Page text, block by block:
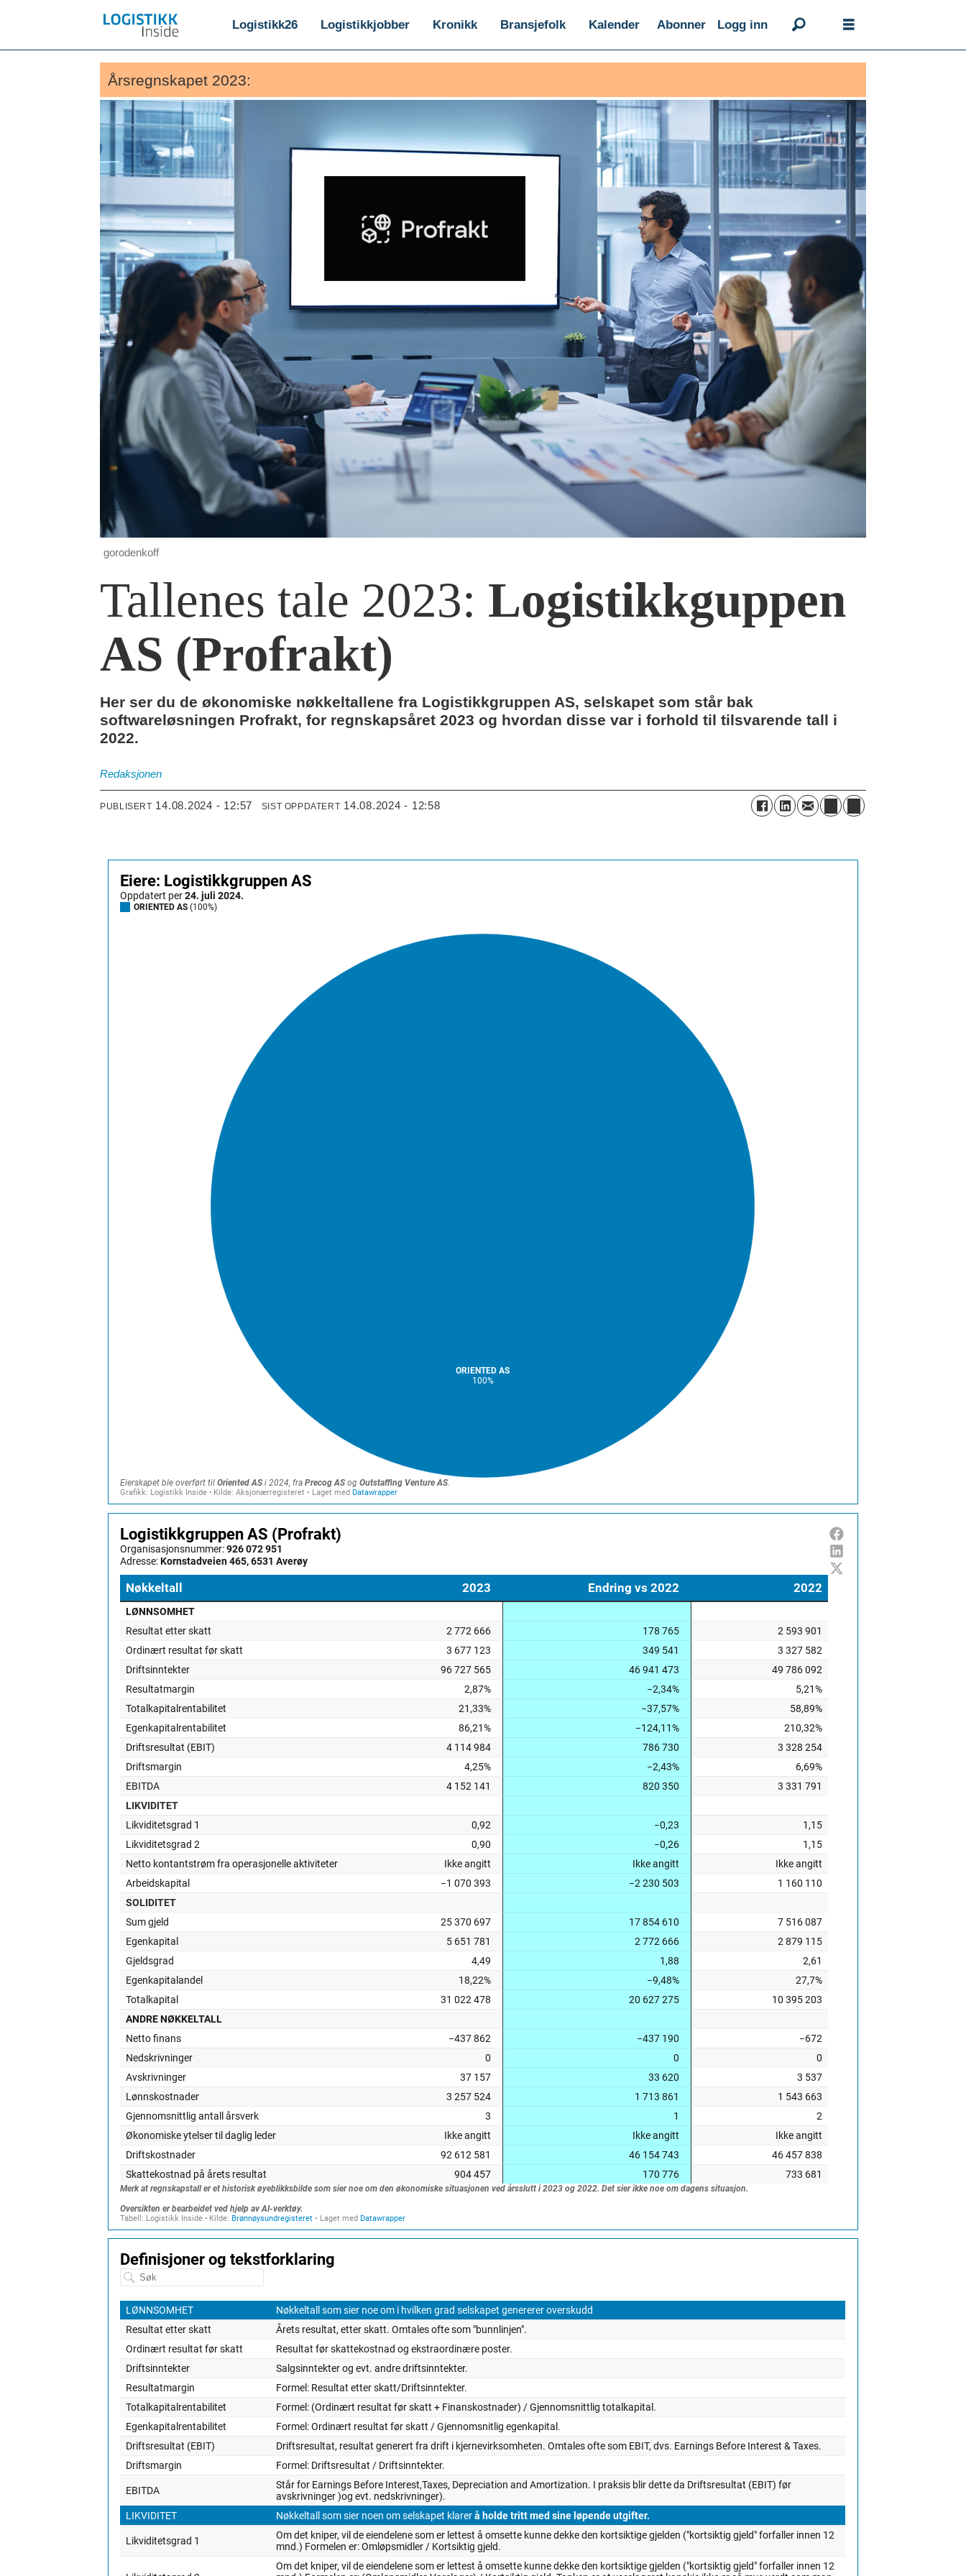
Logistikk26 Logistikkjobber Kronikk Bransjefolk Kalender Abonner Logg inn
Årsregnskapet 2023:
gorodenkoff
Tallenes tale 2023: Logistikkguppen
AS (Profrakt)
Her ser du de økonomiske nøkkeltallene fra Logistikkgruppen AS, selskapet som står bak
softwareløsningen Profrakt, for regnskapsåret 2023 og hvordan disse var i forhold til tilsvarende tall i
2022.
Redaksjonen
PUBLISERT 14.08.2024 - 12:57 SIST OPPDATERT 14.08.2024 - 12:58